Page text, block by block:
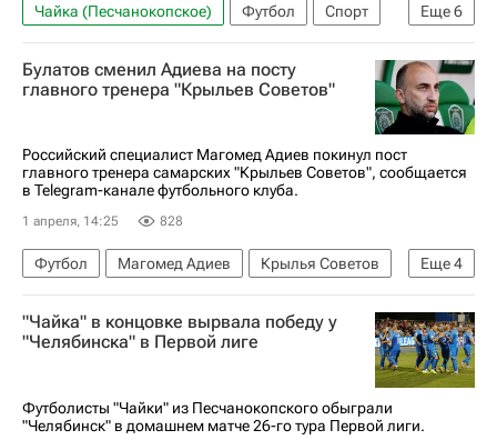
Еще6
Чайка (Песчанокопское) Футбол
Спорт
Роман Акбашев
Урал
Первая лига
Енисей
Екатеринбург Ростовская область
Булатов сменил Адиева на посту
главного тренера "Крыльев Советов"
Российский специалист Магомед Адиев покинул пост
главного тренера самарских "Крыльев Советов", сообщается
в Telegram-канале футбольного клуба.
1 апреля, 14:25 828
Еще4
Футбол Магомед Адиев
Крылья Советов
РПЛ 2026-2027 (Чемпионат России по футболу)
Сергей Булатов
Трансферы
"Чайка" в концовке вырвала победу у
"Челябинска" в Первой лиге
Футболисты "Чайки" из Песчанокопского обыграли
"Челябинск" в домашнем матче 26-го тура Первой лиги.